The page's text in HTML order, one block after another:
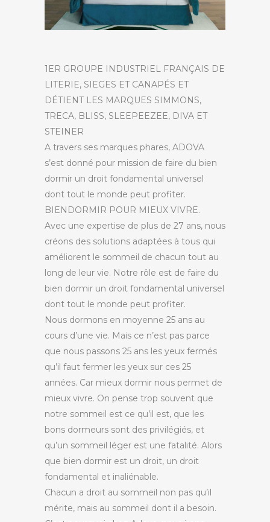
1 ER GROUPE INDUSTRIEL FRANÇAIS DE
LITERIE, SIEGES ET CANAPÉS ET
DÉTIENT LES MARQUES SIMMONS,
TRECA, BLISS, SLEEPEEZEE, DIVA ET
STEINER
A travers ses marques phares, ADOVA
s’est donné pour mission de faire du bien
dormir un droit fondamental universel
dont tout le monde peut profiter.
BIENDORMIR POUR MIEUX VIVRE.
Avec une expertise de plus de 27 ans, nous
créons des solutions adaptées à tous qui
améliorent le sommeil de chacun tout au
long de leur vie. Notre rôle est de faire du
bien dormir un droit fondamental universel
dont tout le monde peut profiter.
Nous dormons en moyenne 25 ans au
cours d’une vie. Mais ce n’est pas parce
que nous passons 25 ans les yeux fermés
qu’il faut fermer les yeux sur ces 25
années. Car mieux dormir nous permet de
mieux vivre. On pense trop souvent que
notre sommeil est ce qu’il est, que les
bons dormeurs sont des privilégiés, et
qu’un sommeil léger est une fatalité. Alors
que bien dormir est un droit, un droit
fondamental et inaliénable.
Chacun a droit au sommeil non pas qu’il
mérite, mais au sommeil dont il a besoin.